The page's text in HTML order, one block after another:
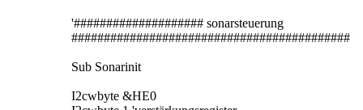
'#################### sonarsteuerung
###########################################
Sub Sonarinit
I2cwbyte &HE0